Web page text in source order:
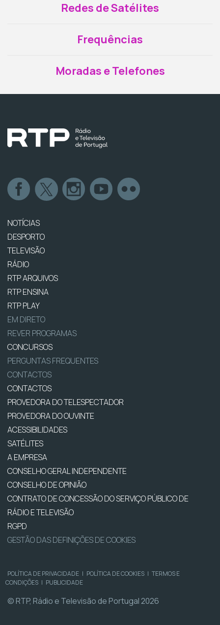
Redes de Satélites
Frequências
Moradas e Telefones
NOTÍCIAS
DESPORTO
TELEVISÃO
RÁDIO
RTP ARQUIVOS
RTP ENSINA
RTP PLAY
EM DIRETO
REVER PROGRAMAS
CONCURSOS
PERGUNTAS FREQUENTES
CONTACTOS
CONTACTOS
PROVEDORA DO TELESPECTADOR
PROVEDORA DO OUVINTE
ACESSIBILIDADES
SATÉLITES
A EMPRESA
CONSELHO GERAL INDEPENDENTE
CONSELHO DE OPINIÃO
CONTRATO DE CONCESSÃO DO SERVIÇO PÚBLICO DE
RÁDIO E TELEVISÃO
RGPD
GESTÃO DAS DEFINIÇÕES DE COOKIES
POLÍTICA DE PRIVACIDADE | POLÍTICA DE COOKIES | TERMOS E
CONDIÇÕES | PUBLICIDADE
© RTP, Rádio e Televisão de Portugal 2026